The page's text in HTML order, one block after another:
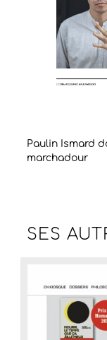
Paulin Ismard
marchadour
SES